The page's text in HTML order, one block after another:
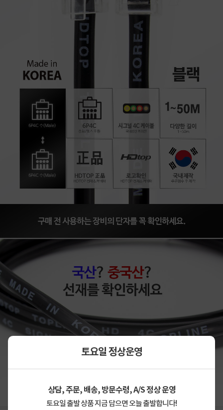
토요일 정상운영
상담, 주문, 배송, 방문수령, A/S 정상 운영
토요일 출발 상품 지금 담으면 오늘 출발합니다!